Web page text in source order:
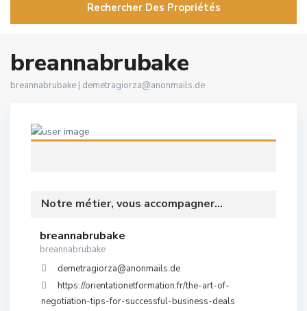
Rechercher Des Propriétés
breannabrubake
breannabrubake | demetragiorza@anonmails.de
Notre métier, vous accompagner...
breannabrubake
breannabrubake
demetragiorza@anonmails.de
https://orientationetformation.fr/the-art-of-
negotiation-tips-for-successful-business-deals